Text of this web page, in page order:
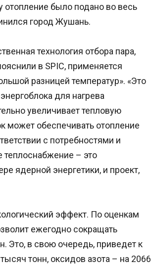
отопление было подано во весь
город Жушань.
технология отбора пара,
в SPIC, применяется
разницей температур». «Это
для нагрева
увеличивает тепловую
может обеспечивать отопление
с потребностями и
– это
ядерной энергетики, и проект,
эффект. По оценкам
ежегодно сокращать
Это, в свою очередь, приведет к
тонн, оксидов азота – на 2066